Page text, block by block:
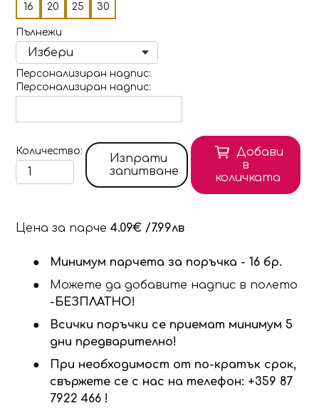
16
20 25 30
Пълнежи
Персонализиран надпис
Персонализиран надпис
Количество
Изпрати
запитване
Добави
в
количката
Цена за парче4.09€ /7.99лв
Минимум парчета за поръчка - 16 бр.
Можете да добавите надпис в полето
-БЕЗПЛАТНО!
Всички поръчки се приемат минимум 5
дни предварително!
При необходимост от по-кратък срок,
свържете се с нас на телефон: +359 87
7922 466 !